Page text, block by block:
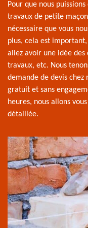
Pour que nous
travaux de petite
nécessaire que vous
plus, cela est important,
allez avoir une idée des
travaux, etc. Nous
demande de devis chez
gratuit et sans
heures, nous allons
détaillée.